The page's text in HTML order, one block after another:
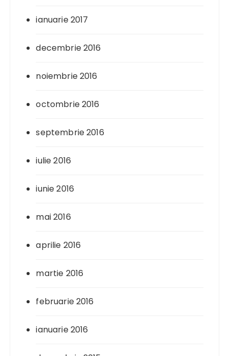
ianuarie 2017
decembrie 2016
noiembrie 2016
octombrie 2016
septembrie 2016
iulie 2016
iunie 2016
mai 2016
aprilie 2016
martie 2016
februarie 2016
ianuarie 2016